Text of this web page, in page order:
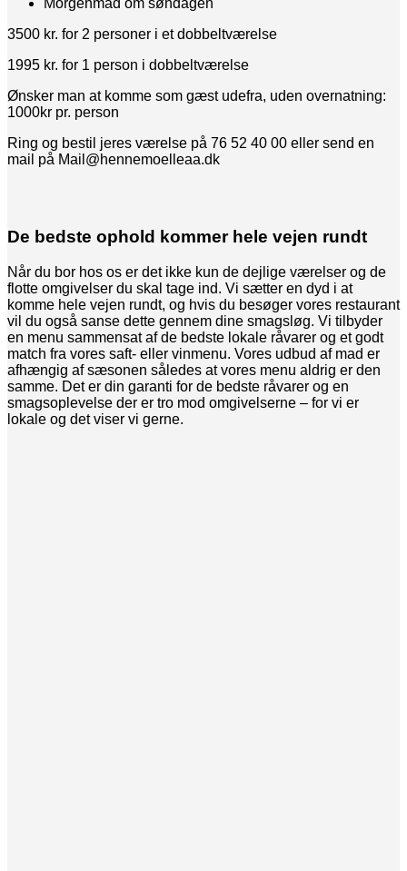
Morgenmad om søndagen
3500 kr. for 2 personer i et dobbeltværelse
1995 kr. for 1 person i dobbeltværelse
Ønsker man at komme som gæst udefra, uden overnatning:
1000kr pr. person
Ring og bestil jeres værelse på 76 52 40 00 eller send en
mail på Mail@hennemoelleaa.dk
De bedste ophold kommer hele vejen rundt
Når du bor hos os er det ikke kun de dejlige værelser og de
flotte omgivelser du skal tage ind. Vi sætter en dyd i at
komme hele vejen rundt, og hvis du besøger vores restaurant
vil du også sanse dette gennem dine smagsløg. Vi tilbyder
en menu sammensat af de bedste lokale råvarer og et godt
match fra vores saft- eller vinmenu. Vores udbud af mad er
afhængig af sæsonen således at vores menu aldrig er den
samme. Det er din garanti for de bedste råvarer og en
smagsoplevelse der er tro mod omgivelserne – for vi er
lokale og det viser vi gerne.